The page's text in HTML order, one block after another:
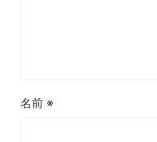
名前 ※